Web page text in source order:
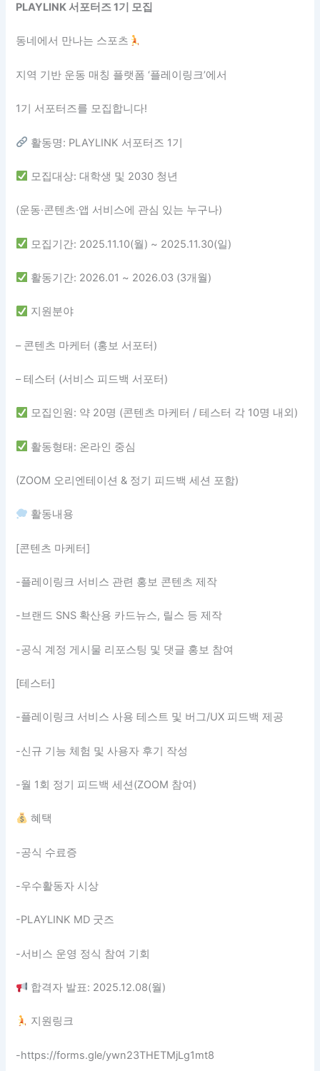
PLAYLINK 서포터즈 1기 모집
동네에서 만나는 스포츠
지역 기반 운동 매칭 플랫폼 ‘플레이링크’에서
1기 서포터즈를 모집합니다!
활동명: PLAYLINK 서포터즈 1기
모집대상: 대학생 및 2030 청년
(운동·콘텐츠·앱 서비스에 관심 있는 누구나)
모집기간: 2025.11.10(월) ~ 2025.11.30(일)
활동기간: 2026.01 ~ 2026.03 (3개월)
지원분야
– 콘텐츠 마케터 (홍보 서포터)
– 테스터 (서비스 피드백 서포터)
모집인원: 약 20명 (콘텐츠 마케터 / 테스터 각 10명 내외)
활동형태: 온라인 중심
(ZOOM 오리엔테이션 & 정기 피드백 세션 포함)
활동내용
[콘텐츠 마케터]
-플레이링크 서비스 관련 홍보 콘텐츠 제작
-브랜드 SNS 확산용 카드뉴스, 릴스 등 제작
-공식 계정 게시물 리포스팅 및 댓글 홍보 참여
[테스터]
-플레이링크 서비스 사용 테스트 및 버그/UX 피드백 제공
-신규 기능 체험 및 사용자 후기 작성
-월 1회 정기 피드백 세션(ZOOM 참여)
혜택
-공식 수료증
-우수활동자 시상
-PLAYLINK MD 굿즈
-서비스 운영 정식 참여 기회
합격자 발표: 2025.12.08(월)
지원링크
-https://forms.gle/ywn23THETMjLg1mt8